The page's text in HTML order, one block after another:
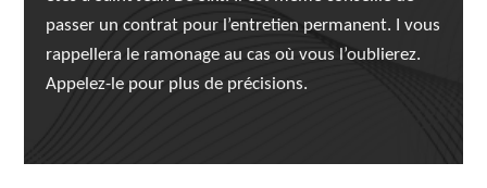
passer un contrat pour l’entretien permanent. I vous
rappellera le ramonage au cas où vous l’oublierez.
Appelez-le pour plus de précisions.